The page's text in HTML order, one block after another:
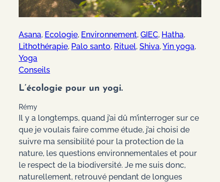
Asana, Ecologie, Environnement, GIEC, Hatha
Lithothérapie, Palo santo, Rituel, Shiva, Yin yoga
Yoga
Conseils
L’écologie pour un yogi.
Rémy
Il y a longtemps, quand j’ai dû m’interroger sur ce
que je voulais faire comme étude, j’ai choisi de
suivre ma sensibilité pour la protection de la
nature, les questions environnementales et pour
le respect de la biodiversité. Je me suis donc,
naturellement, retrouvé pendant de longues